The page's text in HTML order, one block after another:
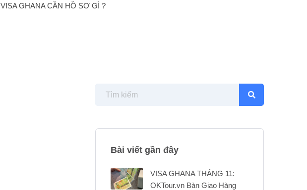
VISA GHANA CẦN HỒ SƠ GÌ ?
Bài viết gần đây
VISA GHANA THÁNG 11:
OKTour.vn Bàn Giao Hàng